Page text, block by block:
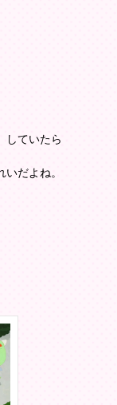
ていたら
だよね。